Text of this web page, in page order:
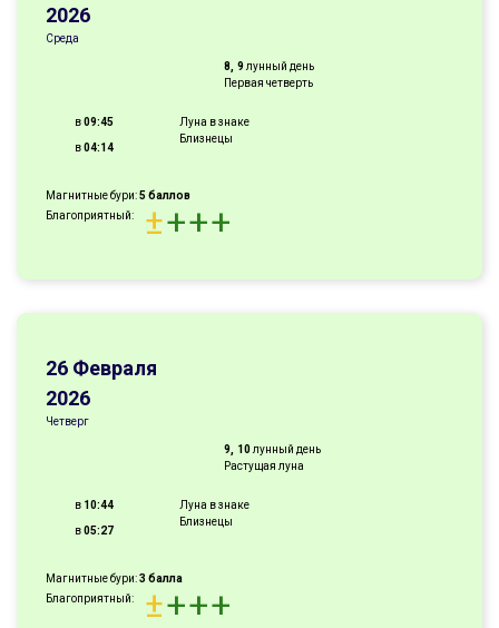
2026
Среда
8, 9лунный день
Первая четверть
в09:45
в04:14
Луна в знаке
Близнецы
Магнитные бури:5 баллов
Благоприятный:
±+++
26 Февраля
2026
Четверг
9, 10лунный день
Растущая луна
в 10:44
в05:27
Луна в знаке
Близнецы
Магнитные бури:3 балла
Благоприятный:
±+++